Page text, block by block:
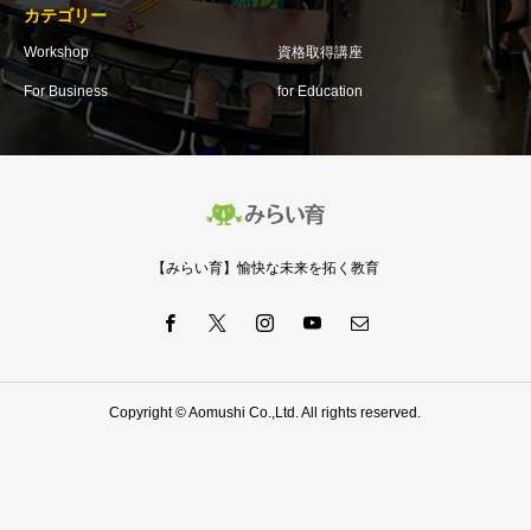
カテゴリー
Workshop 資格取得講座
For Business for Education
【みらい育】愉快な未来を拓く教育
Copyright © Aomushi Co.,Ltd. All rights reserved.